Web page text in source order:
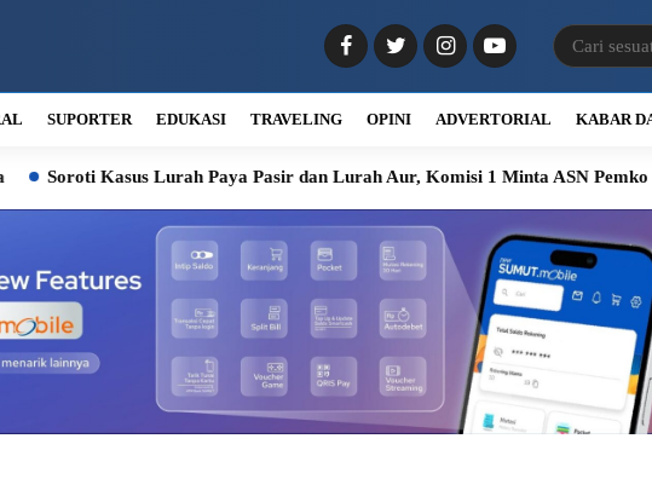
SUPORTER EDUKASI TRAVELING OPINI ADVERTORIAL KABAR
Lurah Paya Pasir dan Lurah Aur, Komisi 1 Minta ASN Pemko Medan